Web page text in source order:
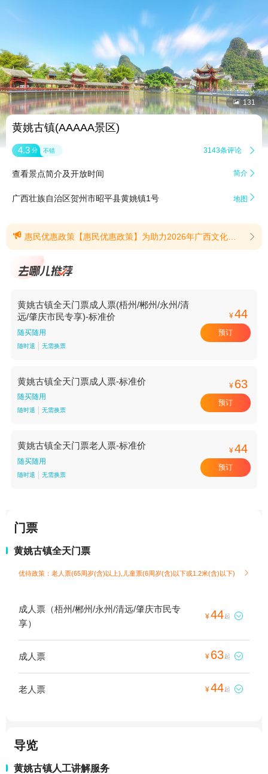
 131
黄姚古镇(AAAAA景区)
4.3 分 不错 3143条评论 
查看景点简介及开放时间 简介 
广西壮族自治区贺州市昭平县黄姚镇1号 地图 
 惠民优惠政策【惠民优惠政策】为助力2026年广西文化旅游发展大会，践行文旅惠民、普惠于民发展宗旨，持续提升群众出游获得感、幸福感与满意度，黄姚古镇景区正式推出2026年度长效惠民优惠政策。一、贺州市民免票游黄姚古镇活动时间：7月10日—12月31日活动对象：凡贺州市户籍人员、在贺州市工作人员，可免景区首道门票，不限入园次数。核验凭证：身份证/户口本/社保/居住证。购买渠道：游客中心售票窗口、黄姚古镇小程序二、全国中小学生（含中专）免票政策活动时间：7月10日—12月31日全国小学、初中、高中、中专在校学生，凭本人有效学生证 / 在校证明 + 身份证，即可免景区首道门票。核验流程：本人携有效学生证到窗口办理。(提示有效期2026/7/13至2026/12/31) 
黄姚古镇全天门票成人票(梧州/郴州/永州/清
远/肇庆市民专享)-标准价
随买随用
随时退 无需换票
¥44
预订
黄姚古镇全天门票成人票-标准价
随买随用
随时退 无需换票
¥ 63
预订
黄姚古镇全天门票老人票-标准价
随买随用
随时退 无需换票
¥44
预订
门票
黄姚古镇全天门票
优待政策：老人票(65周岁(含)以上),儿童票(6周岁(含)以下或1.2米(含)以下) 
成人票（梧州/郴州/永州/清远/肇庆市民专
享）
¥44起 
成人票 ¥ 63起 
老人票 ¥44起 
导览
黄姚古镇人工讲解服务